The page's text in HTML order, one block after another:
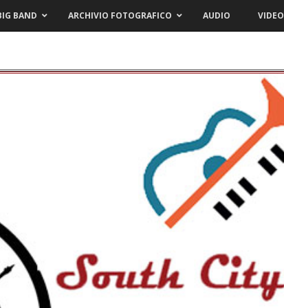
BAND ARCHIVIO FOTOGRAFICO AUDIO VIDEO